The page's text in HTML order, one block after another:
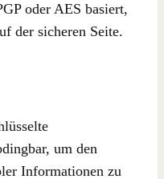
oder AES basiert,
der sicheren Seite.
um den
Informationen zu